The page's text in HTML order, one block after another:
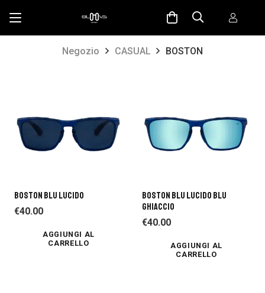
Negozio CASUAL BOSTON
BOSTON BLU LUCIDO
€40.00
AGGIUNGI AL
CARRELLO
BOSTON BLU LUCIDO BLU
GHIACCIO
€40.00
AGGIUNGI AL
CARRELLO